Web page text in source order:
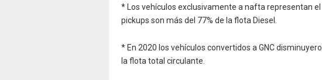
* Los vehículos exclusivamente a nafta representan el
pickups son más del 77% de la flota Diesel.
* En 2020 los vehículos convertidos a GNC
la flota total circulante.